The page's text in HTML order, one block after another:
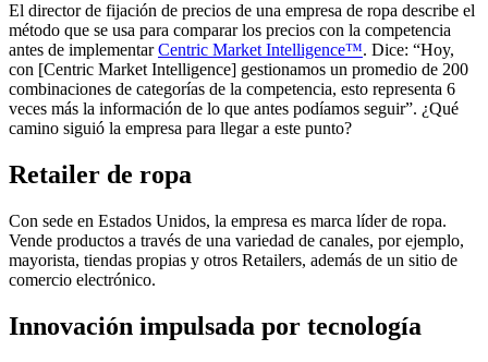
El director de fijación de precios de una empresa de ropa describe el
método que se usa para comparar los precios con la competencia
antes de implementarCentric Market Intelligence™. Dice: “Hoy,
con [Centric Market Intelligence] gestionamos un promedio de 200
combinaciones de categorías de la competencia, esto representa 6
veces más la información de lo que antes podíamos seguir”. ¿Qué
camino siguió la empresa para llegar a este punto?
Retailer de ropa
Con sede en Estados Unidos, la empresa es marca líder de ropa.
Vende productos a través de una variedad de canales, por ejemplo,
mayorista, tiendas propias y otros Retailers, además de un sitio de
comercio electrónico.
Innovación impulsada por tecnología